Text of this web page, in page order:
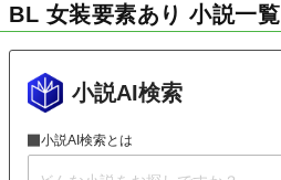
BL 女装要素あり 小説一覧
小説AI検索
小説AI検索とは